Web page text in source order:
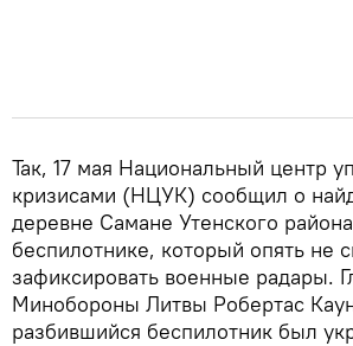
Так, 17 мая Национальный центр
кризисами (НЦУК) сообщил о
деревне Самане Утенского
беспилотнике, который опять не
зафиксировать военные радары.
Минобороны Литвы Робертас
разбившийся беспилотник был